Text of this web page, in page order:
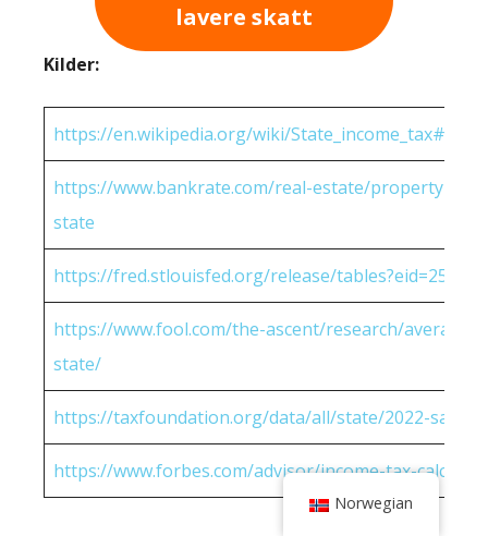
lavere skatt
Kilder:
https://en.wikipedia.org/wiki/
https://www.bankrate.com/real-estate/property-
state
https://fred.stlouisfed.org/release/
https://www.fool.com/the-ascent/research/average-
state/
https://taxfoundation.org/data/all/state/2022-sales-
https://www.forbes.com/advisor/income-tax-
Norwegian